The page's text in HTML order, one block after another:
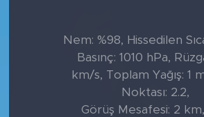
Nem: %98, Hissedilen
Basınç: 1010 hPa,
km/s, Toplam Yağış: 1
Noktası: 2.2,
Görüş Mesafesi: 2